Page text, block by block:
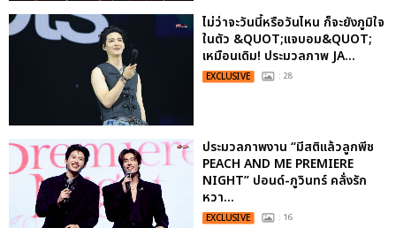
ไม่ว่าจะวันนี้หรือวันไหน ก็จะยังภูมิใจ
ในตัว &QUOT;แจบอม&QUOT;
เหมือนเดิม! ประมวลภาพ JA...
EXCLUSIVE : 28
ประมวลภาพงาน “มีสติแล้วลูกพีช
PEACH AND ME PREMIERE
NIGHT” ปอนด์-ภูวินทร์ คลั่งรัก
หวา...
EXCLUSIVE : 16